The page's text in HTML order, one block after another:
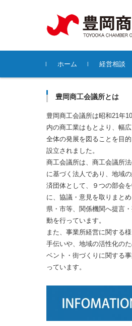
コンテンツに移動
ホーム
経営相談
豊岡商工会議所とは
豊岡商工会議所は昭和21年
内の商工業はもとより、幅
全体の発展を図ることを目
設立されました。
商工会議所は、商工会議所
に基づく法人であり、地域
済団体として、９つの部会
に、協議・意見を取りまと
県・市等、関係機関へ提言
動を行っています。
また、事業所経営に関する
手伝いや、地域の活性化の
ベント・街づくりに関する
っています。